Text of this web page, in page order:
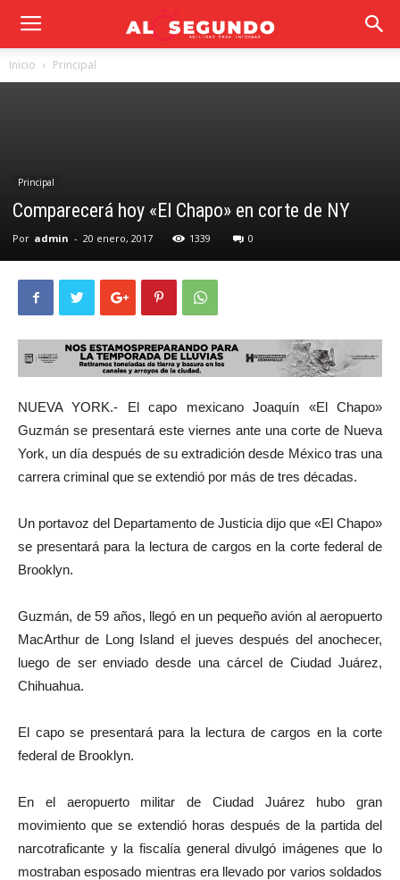
Inicio Principal
Principal
Comparecerá hoy «El Chapo» en corte de NY
Por admin - 20 enero, 2017 1339 0
NUEVA YORK.- El capo mexicano Joaquín «El Chapo»
Guzmán se presentará este viernes ante una corte de Nueva
York, un día después de su extradición desde México tras una
carrera criminal que se extendió por más de tres décadas.
Un portavoz del Departamento de Justicia dijo que «El Chapo»
se presentará para la lectura de cargos en la corte federal de
Brooklyn.
Guzmán, de 59 años, llegó en un pequeño avión al aeropuerto
MacArthur de Long Island el jueves después del anochecer,
luego de ser enviado desde una cárcel de Ciudad Juárez,
Chihuahua.
El capo se presentará para la lectura de cargos en la corte
federal de Brooklyn.
En el aeropuerto militar de Ciudad Juárez hubo gran
movimiento que se extendió horas después de la partida del
narcotraficante y la fiscalía general divulgó imágenes que lo
mostraban esposado mientras era llevado por varios soldados